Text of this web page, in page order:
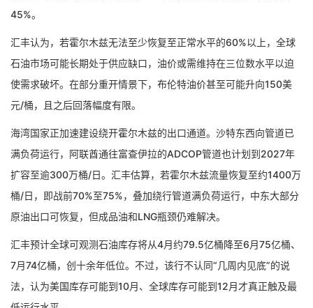
45%。
汇丰认为，若霍尔木兹无法至少恢复至正常水平的60%以上，全球
石油市场可能长期处于供应缺口，油价或需维持在三位数水平以迫
使需求破坏。在部分重开情景下，布伦特油价甚至可能升向150美
元/桶，且之后回落幅度有限。
海湾国家正加速建设绕开霍尔木兹的出口通道。沙特东西向管道已
满负荷运行，阿联酋通往富查伊拉的ADCOP管道也计划到2027年
扩容至逾300万桶/日。汇丰估算，若霍尔木兹流量恢复至约1400万
桶/日，即战前70%至75%，叠加绕行管道满负荷运行，中东大部分
原油出口可恢复，但成品油和LNG瓶颈仍难解决。
汇丰预计全球可观测石油库存将从4月约79.5亿桶降至6月75亿桶、
7月74亿桶，创十余年低位。不过，该行不认同“几周内见底”的说
法，认为美国库存可能到10月、全球库存可能到12月才真正触及最